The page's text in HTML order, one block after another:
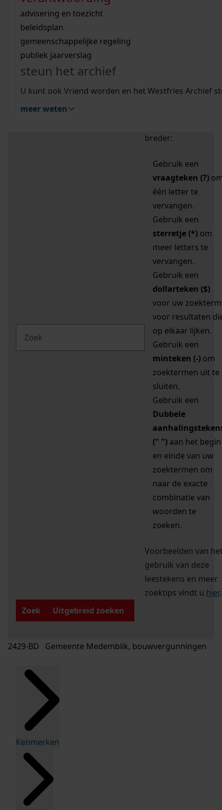
bouwvergunningen
omgevingsvergunningen
vergunningen
beeld en geluid
uitleg nodig?
Wij helpen u op weg met een aantal zoektips.
bekijk alle zoektips
Wij helpen u op weg met een aantal zoektips.
bekijk alle zoektips
bekijk ons geschiedenislokaal
advisering en toezicht
beleidsplan
gemeenschappelijke regeling
publiek jaarverslag
steun het archief
U kunt ook Vriend worden en het Westfries Archief
meer weten
zoektips
Mijn Studiezaal (inloggen)
uw zoekopdracht te
breder:
Gebruik een
vraagteken (?)
één letter te
vervangen.
Gebruik een
sterretje (*) om
meer letters te
vervangen.
Gebruik een
dollarteken ($)
voor uw zoekterm
voor resultaten
op elkaar lijken.
Gebruik een
minteken (-) om
zoektermen uit te
sluiten.
Gebruik een
Dubbele
(" ") aan het begin
en einde van uw
zoektermen om
naar de exacte
combinatie van
woorden te
zoeken.
Voorbeelden van
gebruik van deze
leestekens en meer
zoektips vindt u hier.
Zoek
Uitgebreid zoeken
2429-BD Gemeente Medemblik, bouwvergunningen
Kenmerken